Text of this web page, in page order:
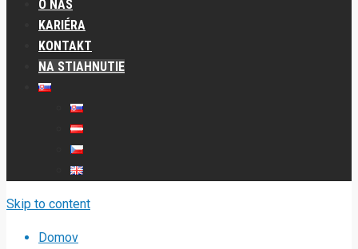
O NÁS
KARIÉRA
KONTAKT
NA STIAHNUTIE
Skip to content
Domov